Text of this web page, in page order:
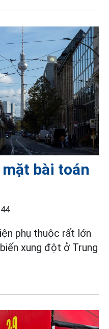
bài toán
phụ thuộc rất lớn
xung đột ở Trung